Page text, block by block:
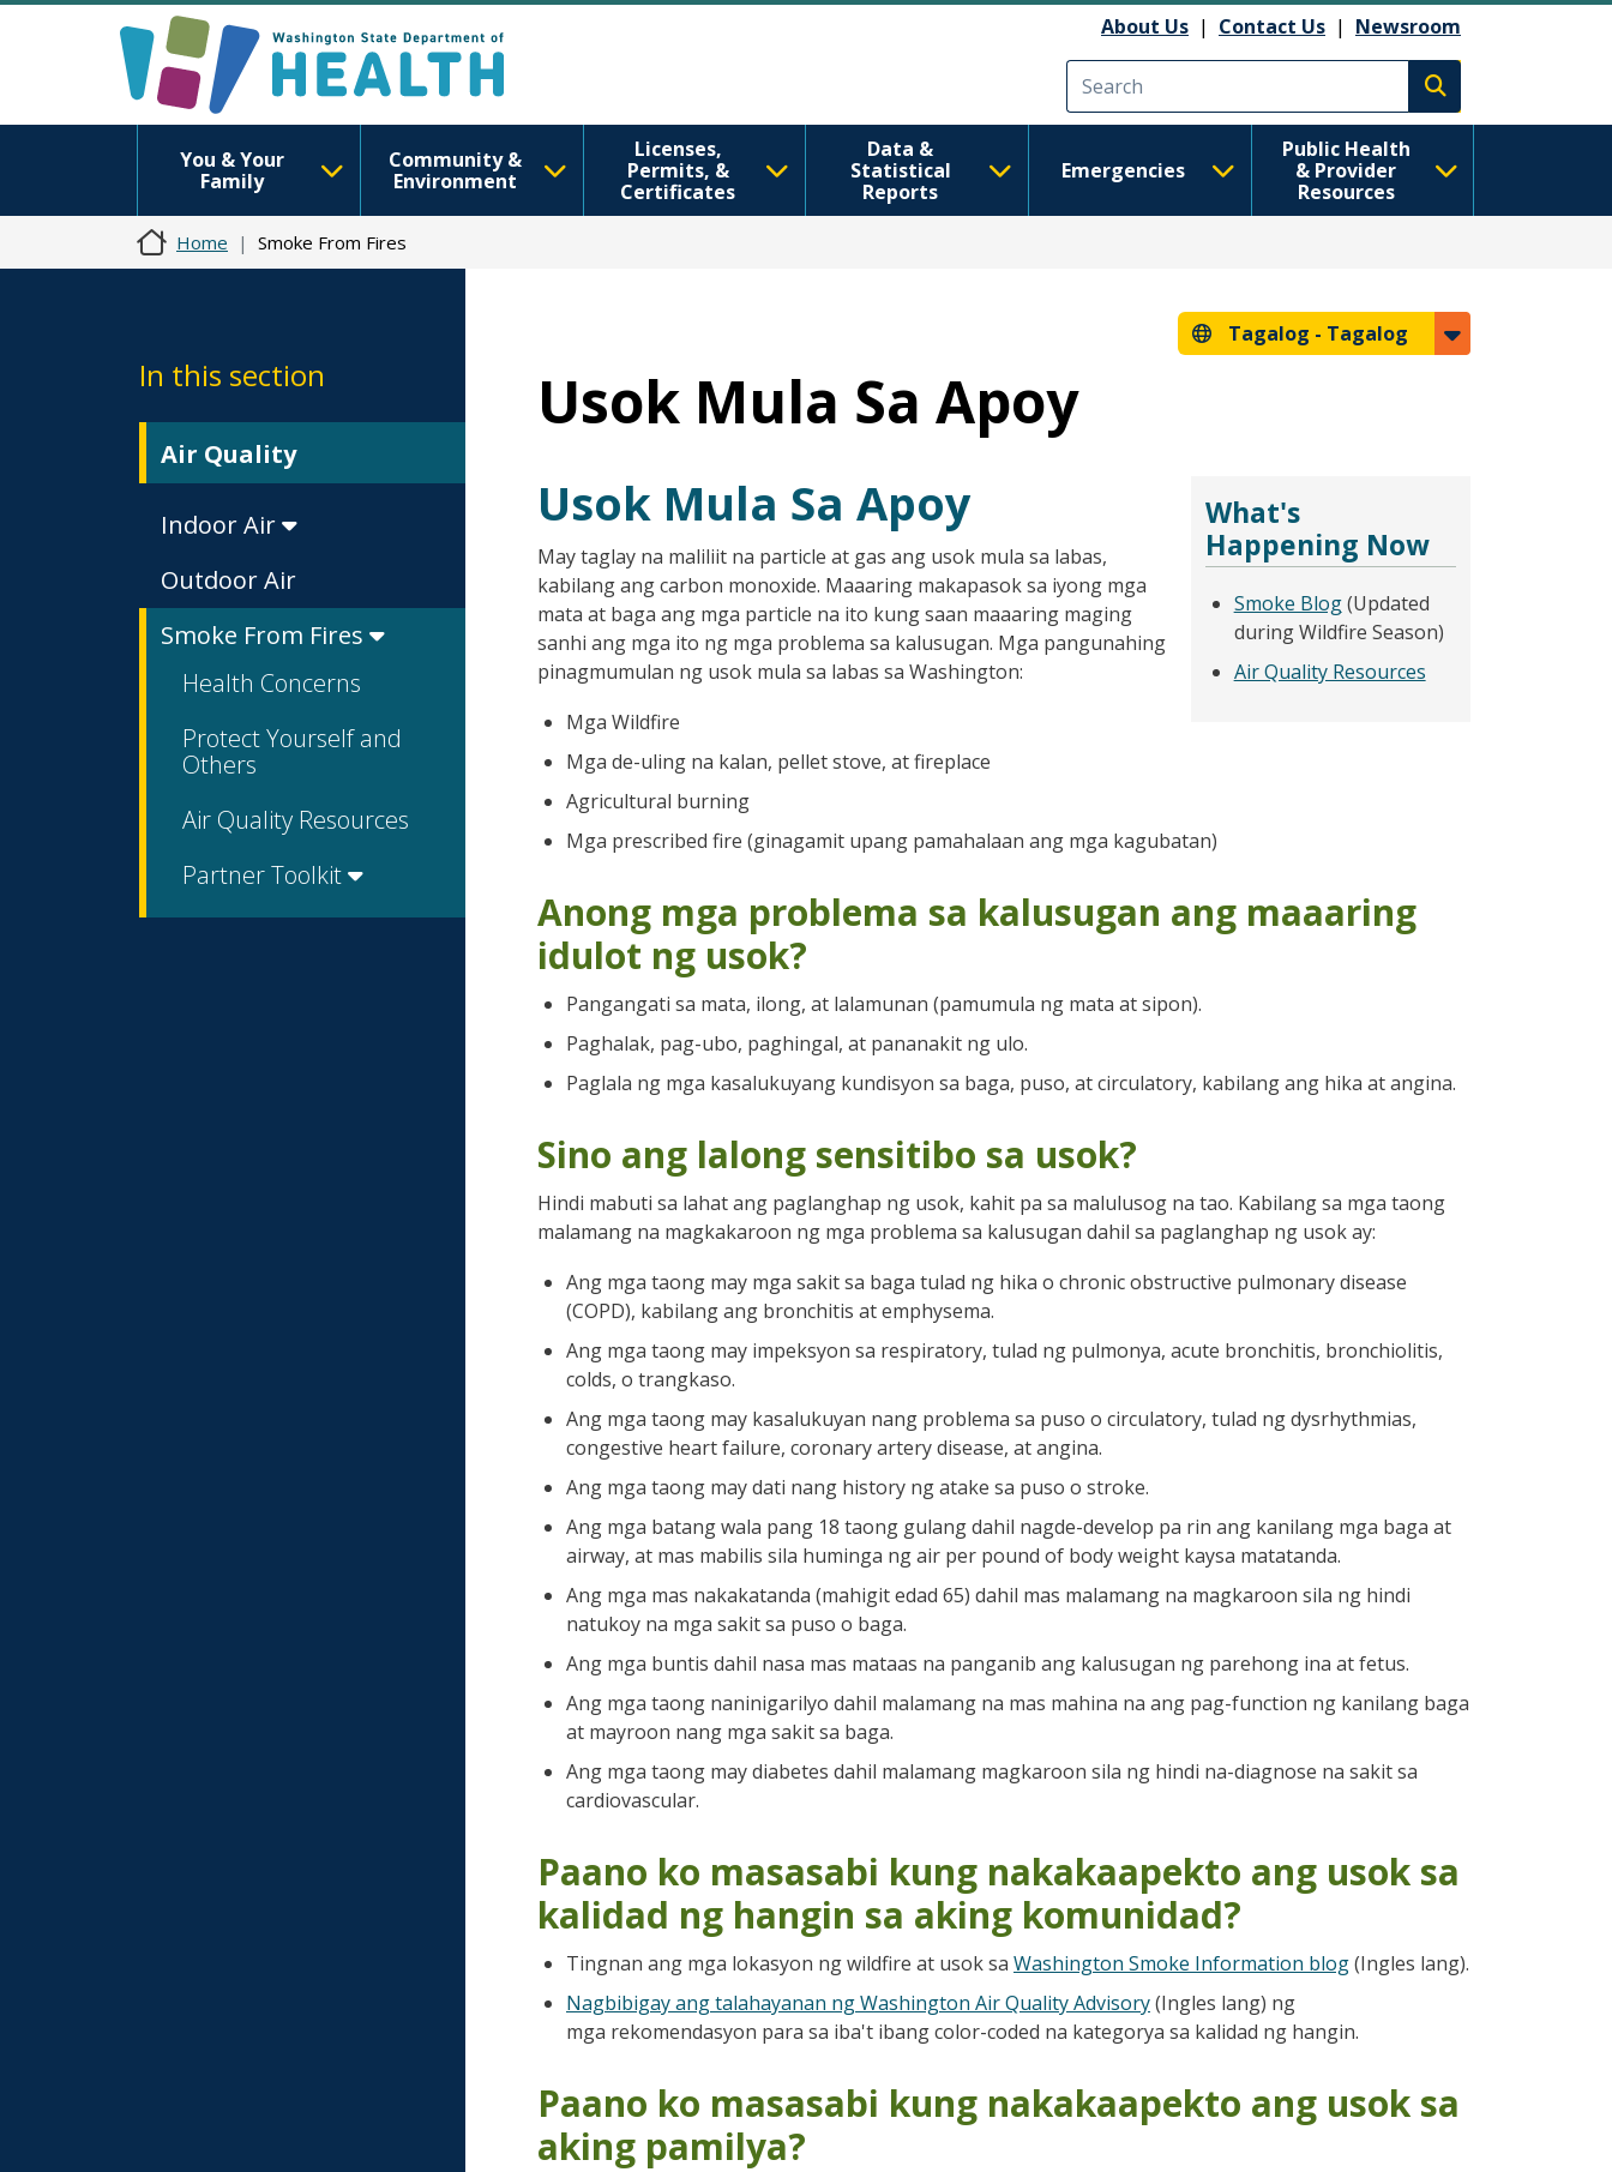
About Us | Contact Us | Newsroom
Execute search
You & Your
Family
Community &
Environment
Licenses,
Permits, &
Certificates
Data &
Statistical
Reports
Emergencies
Public Health
& Provider
Resources
Home Smoke From Fires
In this section
Air Quality
Indoor Air
Outdoor Air
Smoke From Fires
Health Concerns
Protect Yourself and
Others
Air Quality Resources
Partner Toolkit
Tagalog - Tagalog
Usok Mula Sa Apoy
What's
Happening Now
Smoke Blog(Updated
during Wildfire Season)
Air Quality Resources
Usok Mula Sa Apoy
May taglay na maliliit na particle at gas ang usok mula sa labas,
kabilang ang carbon monoxide. Maaaring makapasok sa iyong mga
mata at baga ang mga particle na ito kung saan maaaring maging
sanhi ang mga ito ng mga problema sa kalusugan. Mga pangunahing
pinagmumulan ng usok mula sa labas sa Washington:
Mga Wildfire
Mga de-uling na kalan, pellet stove, at fireplace
Agricultural burning
Mga prescribed fire (ginagamit upang pamahalaan ang mga kagubatan)
Anong mga problema sa kalusugan ang maaaring
idulot ng usok?
Pangangati sa mata, ilong, at lalamunan (pamumula ng mata at sipon).
Paghalak, pag-ubo, paghingal, at pananakit ng ulo.
Paglala ng mga kasalukuyang kundisyon sa baga, puso, at circulatory, kabilang ang hika at angina.
Sino ang lalong sensitibo sa usok?
Hindi mabuti sa lahat ang paglanghap ng usok, kahit pa sa malulusog na tao. Kabilang sa mga taong
malamang na magkakaroon ng mga problema sa kalusugan dahil sa paglanghap ng usok ay:
Ang mga taong may mga sakit sa baga tulad ng hika o chronic obstructive pulmonary disease
(COPD), kabilang ang bronchitis at emphysema.
Ang mga taong may impeksyon sa respiratory, tulad ng pulmonya, acute bronchitis, bronchiolitis,
colds, o trangkaso.
Ang mga taong may kasalukuyan nang problema sa puso o circulatory, tulad ng dysrhythmias,
congestive heart failure, coronary artery disease, at angina.
Ang mga taong may dati nang history ng atake sa puso o stroke.
Ang mga batang wala pang 18 taong gulang dahil nagde-develop pa rin ang kanilang mga baga at
airway, at mas mabilis sila huminga ng air per pound of body weight kaysa matatanda.
Ang mga mas nakakatanda (mahigit edad 65) dahil mas malamang na magkaroon sila ng hindi
natukoy na mga sakit sa puso o baga.
Ang mga buntis dahil nasa mas mataas na panganib ang kalusugan ng parehong ina at fetus.
Ang mga taong naninigarilyo dahil malamang na mas mahina na ang pag-function ng kanilang baga
at mayroon nang mga sakit sa baga.
Ang mga taong may diabetes dahil malamang magkaroon sila ng hindi na-diagnose na sakit sa
cardiovascular.
Paano ko masasabi kung nakakaapekto ang usok sa
kalidad ng hangin sa aking komunidad?
Tingnan ang mga lokasyon ng wildfire at usok sa Washington Smoke Information blog(Ingles lang).
Nagbibigay ang talahayanan ng Washington Air Quality Advisory(Ingles lang) ng
mga rekomendasyon para sa iba't ibang color-coded na kategorya sa kalidad ng hangin.
Paano ko masasabi kung nakakaapekto ang usok sa
aking pamilya?